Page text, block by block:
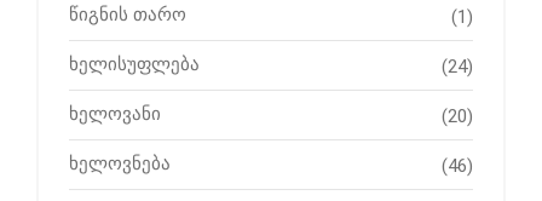
წიგნის თარო (1)
ხელისუფლება (24)
ხელოვანი (20)
ხელოვნება (46)